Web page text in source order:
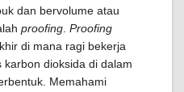
dan bervolume atau
proofing Proofing
di mana ragi bekerja
dioksida di dalam
Memahami